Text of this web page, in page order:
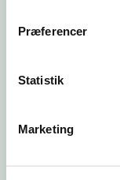
Præferencer
Statistik
Marketing
Virksomhedstype
ID-nummer